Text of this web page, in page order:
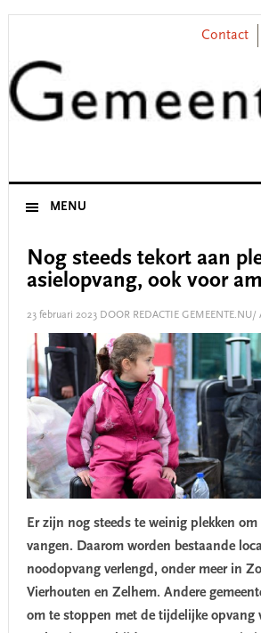
Skip
primary
navigation
Skip
content
Skip
primary
sidebar
Skip
footer
Contact
MENU
Nog steeds tekort aan
asielopvang, ook voor
23 februari 2023DOOR REDACTIE GEMEENTE.NU/
Er zijn nog steeds te weinig plekken om
vangen. Daarom worden bestaande
noodopvang verlengd, onder meer in
Vierhouten en Zelhem. Andere
om te stoppen met de tijdelijke opvang